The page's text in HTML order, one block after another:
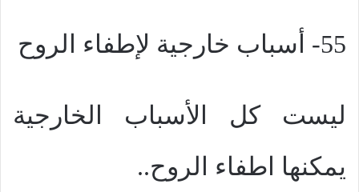
55- أسباب خارجية لإطفاء الروح
ليست كل الأسباب الخارجية
يمكنها اطفاء الروح..